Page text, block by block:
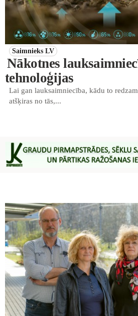
Saimnieks LV
Nākotnes
tehnoloģijas
Lai gan lauksaimniecība, kādu to
atšķiras no tās,...